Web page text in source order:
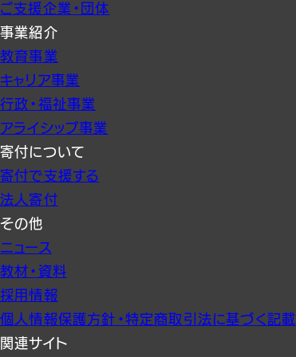
ご支援企業・団体
事業紹介
教育事業
キャリア事業
行政・福祉事業
アライシップ事業
寄付について
寄付で支援する
法人寄付
その他
ニュース
教材・資料
採用情報
個人情報保護方針・特定商取引法に基づく記載
関連サイト